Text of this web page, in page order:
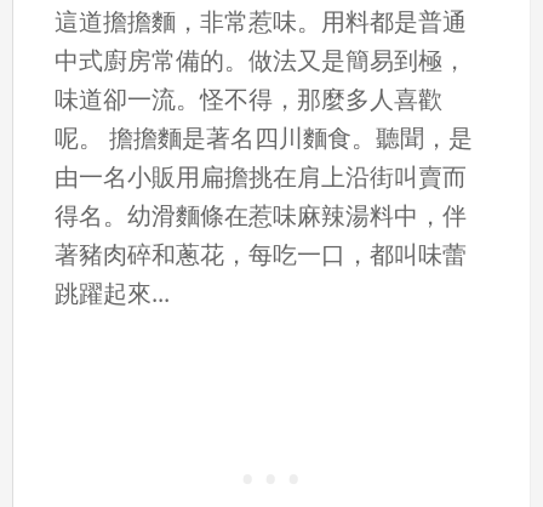
這道擔擔麵，非常惹味。用料都是普通
中式廚房常備的。做法又是簡易到極，
味道卻一流。怪不得，那麼多人喜歡
呢。 擔擔麵是著名四川麵食。聽聞，是
由一名小販用扁擔挑在肩上沿街叫賣而
得名。幼滑麵條在惹味麻辣湯料中，伴
著豬肉碎和蔥花，每吃一口，都叫味蕾
跳躍起來...